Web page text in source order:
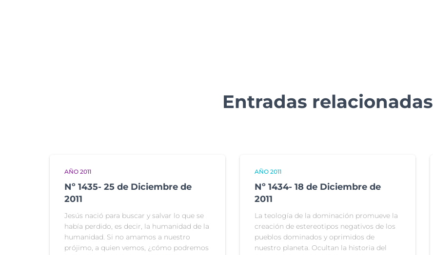
Entradas relacionadas
AÑO 2011
Nº 1435- 25 de Diciembre de
2011
Jesús nació para buscar y salvar lo que se
había perdido, es decir, la humanidad de la
humanidad. Si no amamos a nuestro
prójimo, a quien vemos, ¿cómo podremos
AÑO 2011
Nº 1434- 18 de Diciembre de
2011
La teología de la dominación promueve la
creación de estereotipos negativos de los
pueblos dominados y oprimidos de
nuestro planeta. Ocultan la historia del